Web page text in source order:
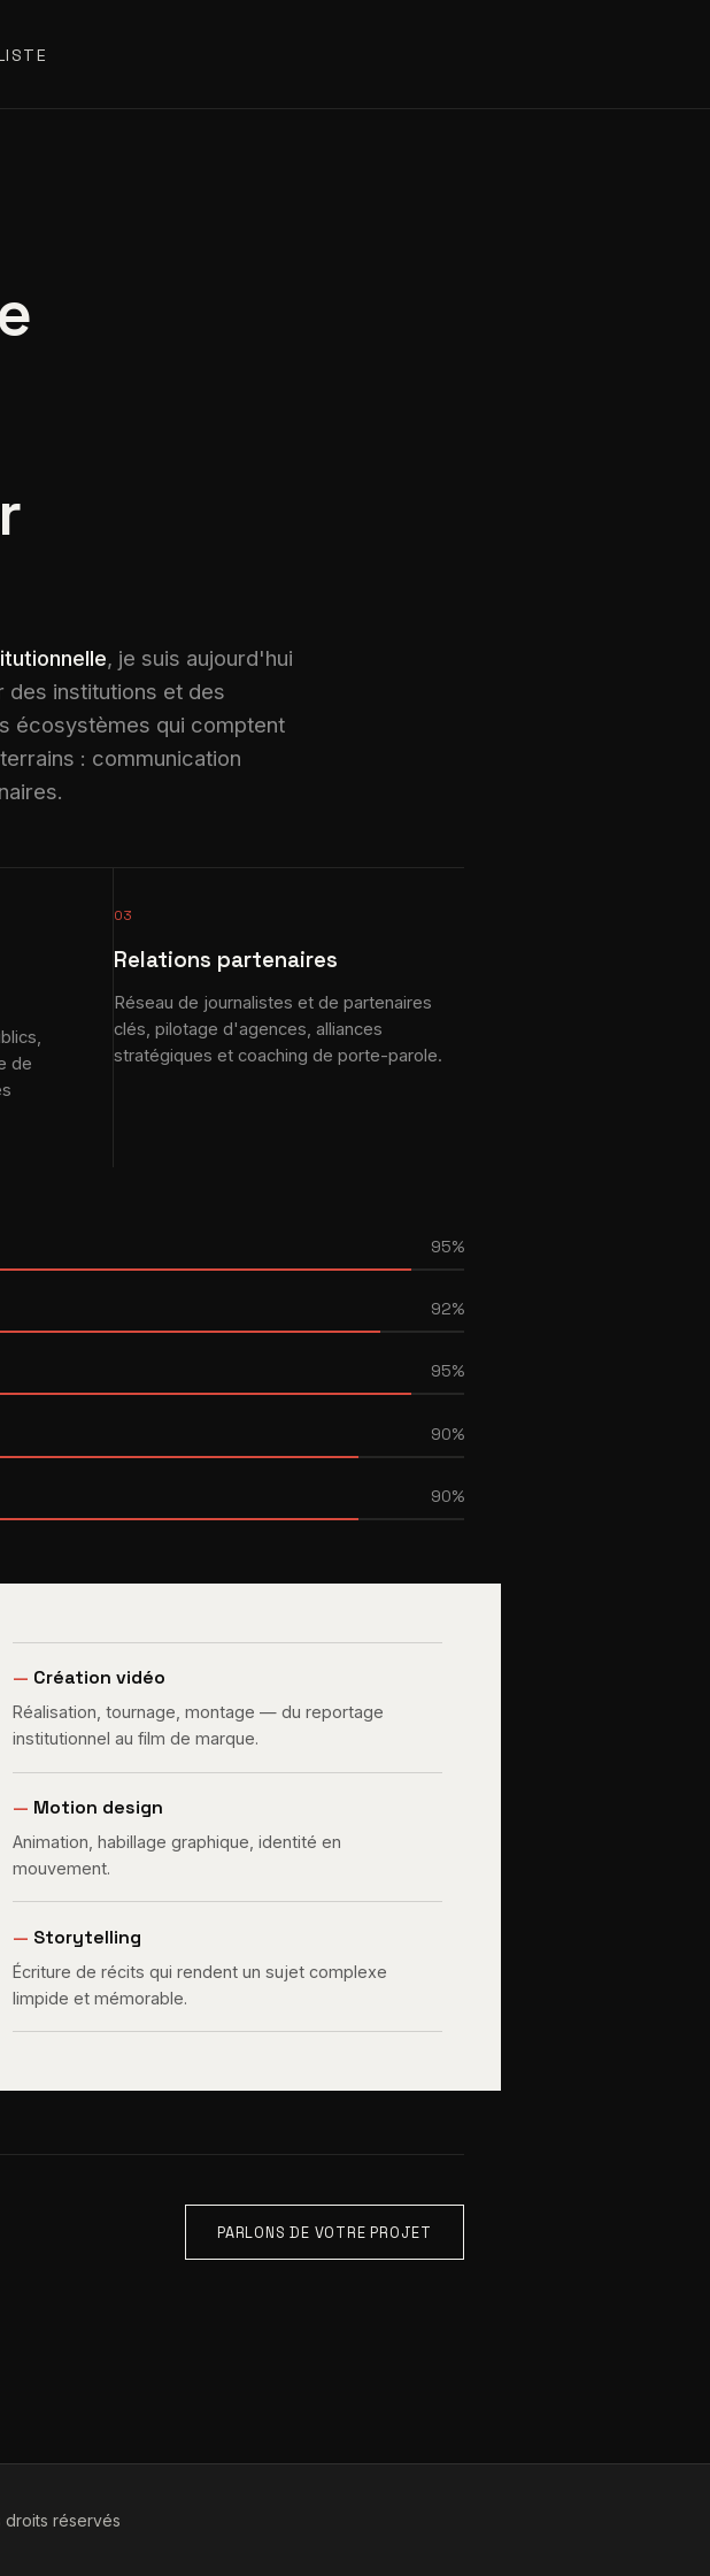
, je suis aujourd'hui
des institutions et des
écosystèmes qui comptent
: communication
de
03
Relations partenaires
Réseau de journalistes et de partenaires
clés, pilotage d'agences, alliances
stratégiques et coaching de porte-parole.
95%
92%
95%
90%
90%
— Création vidéo
Réalisation, tournage, montage — du reportage
institutionnel au film de marque.
— Motion design
Animation, habillage graphique, identité en
mouvement.
— Storytelling
Écriture de récits qui rendent un sujet complexe
limpide et mémorable.
PARLONS DE VOTRE PROJET
réservés